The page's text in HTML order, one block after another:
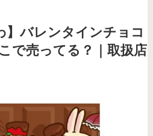
】バレンタインチョコ
で売ってる？｜取扱店